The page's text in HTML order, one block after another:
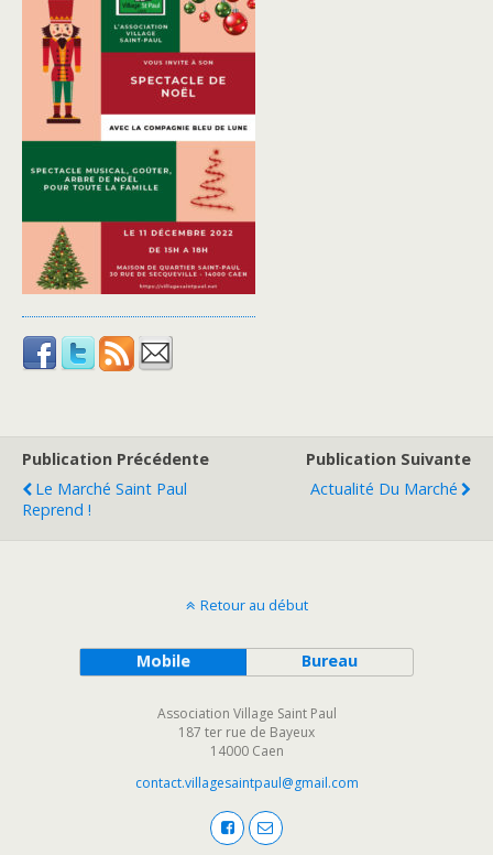
Publication Précédente
Le Marché Saint Paul
Reprend !
Publication Suivante
Actualité Du Marché
Retour au début
Mobile Bureau
Association Village Saint Paul
187 ter rue de Bayeux
14000 Caen
contact.villagesaintpaul@gmail.com